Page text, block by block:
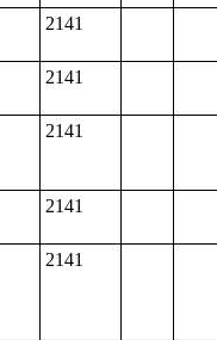
2141
2141
2141
2141
2141